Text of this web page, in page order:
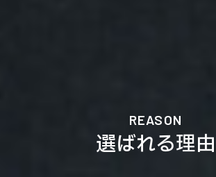
REASON
選ばれる理由